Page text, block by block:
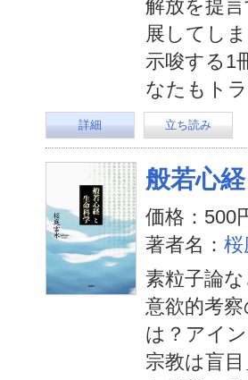
解放を提
展してし
示唆する1
なたもト
詳細 立ち読み
般若心
価格：500
著者名： 桜
素粒子論
意欲的考
は？アイ
宗教は盲